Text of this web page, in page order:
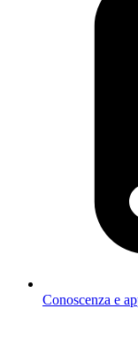
Conoscenza e